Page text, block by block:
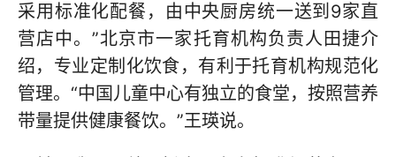
采用标准化配餐，由中央厨房统一送到9家直
营店中。”北京市一家托育机构负责人田捷介
绍，专业定制化饮食，有利于托育机构规范化
管理。“中国儿童中心有独立的食堂，按照营养
带量提供健康餐饮。”王瑛说。